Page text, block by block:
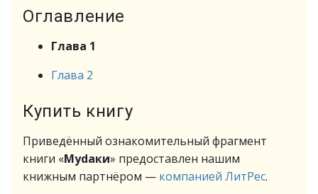
Оглавление
Глава 1
Глава 2
Купить книгу
Приведённый ознакомительный фрагмент
книги «Муdаки» предоставлен нашим
книжным партнёром — компанией ЛитРес.